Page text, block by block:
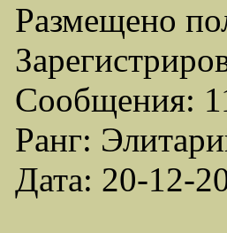
Размещено
Сообщения:
Ранг:
Дата: 20-12-